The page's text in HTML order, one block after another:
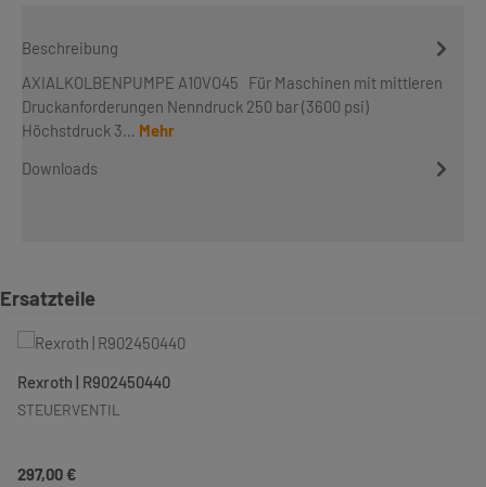
Beschreibung
AXIALKOLBENPUMPE A10VO45 Für Maschinen mit mittleren
Druckanforderungen Nenndruck 250 bar (3600 psi)
Höchstdruck 3… Mehr
Downloads
Produktgalerie überspringen
Ersatzteile
Rexroth | R902450440
STEUERVENTIL
Regulärer Preis:
297,00 €